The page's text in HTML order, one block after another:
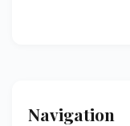
Navigation